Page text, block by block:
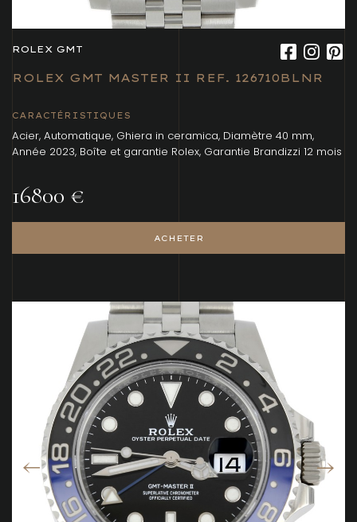
ROLEX GMT
ROLEX GMT MASTER II REF. 126710BLNR
CARACTÉRISTIQUES
Acier, Automatique, Ghiera in ceramica, Diamètre 40 mm,
Année 2023, Boîte et garantie Rolex, Garantie Brandizzi 12 mois
16800 €
ACHETER